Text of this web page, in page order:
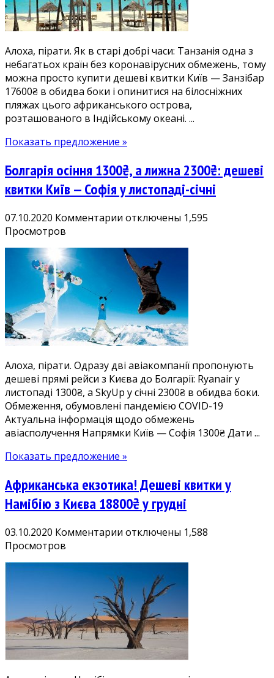
рейси
на
з
Києва
17600₴.
Без
тестів
і
Алоха, пірати. Як в старі добрі часи: Танзанія одна з
небагатьох країн без коронавірусних обмежень, тому
можна просто купити дешеві квитки Київ — Занзібар
17600₴ в обидва боки і опинитися на білосніжних
пляжах цього африканського острова,
розташованого в Індійському океані. ...
Показать предложение »
Болгарія осіння 1300₴, а лижна 2300₴: дешеві
квитки Київ — Софія у листопаді-січні
07.10.2020 Комментарии к
осіння
1300₴,
лижна
2300₴:
дешеві
квитки
—
Софія
у
листопаді-
січні
отключены 1,595
Просмотров
Алоха, пірати. Одразу дві авіакомпанії пропонують
дешеві прямі рейси з Києва до Болгарії: Ryanair у
листопаді 1300₴, а SkyUp у січні 2300₴ в обидва боки.
Обмеження, обумовлені пандемією COVID-19
Актуальна інформація щодо обмежень
авіасполучення Напрямки Київ — Софія 1300₴ Дати ...
Показать предложение »
Африканська екзотика! Дешеві квитки у
Намібію з Києва 18800₴ у грудні
03.10.2020 Комментарии к
екзотика!
Дешеві
квитки
у
Намібію
з
Києва
отключены 1,588
Просмотров